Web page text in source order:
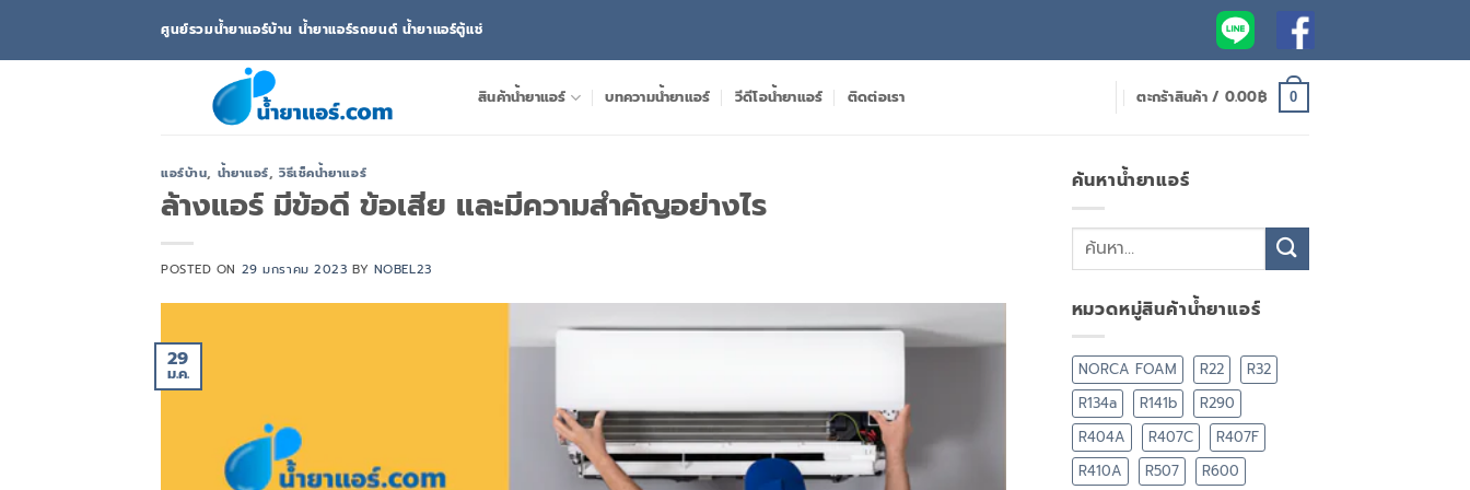
ยัง
ศูนย์รวมน้ำยาแอร์บ้าน น้ำยาแอร์รถยนต์ น้ำยาแอร์ตู้แช่
สินค้าน้ำยาแอร์ บทความน้ำยาแอร์ วีดีโอน้ำยาแอร์ ติดต่อเรา ตะกร้าสินค้า / 0.00฿ 0
แอร์บ้าน, น้ำยาแอร์, วิธีเช็คน้ำยาแอร์
ล้างแอร์ มีข้อดี ข้อเสีย และมีความสำคัญอย่างไร
POSTED ON 29 มกราคม 2023 BY NOBEL23
29
ม.ค.
ค้นหาน้ำยาแอร์
หมวดหมู่สินค้าน้ำยาแอร์
NORCA FOAM R22
R32
R134a
R141b
R290
R404A
R407C
R407F
R410A
R507 R600